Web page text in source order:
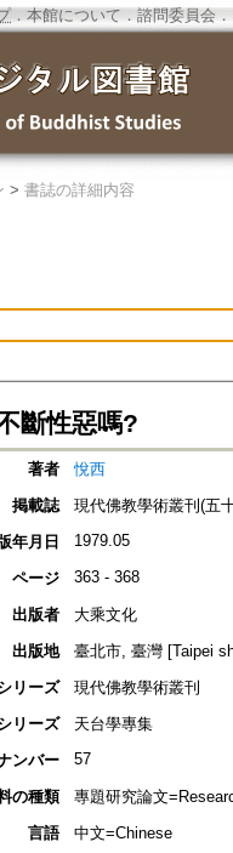
．本館について ． 諮問委員会 ．
> 書誌の詳細内容
斷性惡嗎?
著者
悅西
掲載誌
現代佛教學術叢刊(五
年月日
1979.05
ページ 363 - 368
出版者
大乘文化
出版地
臺北市, 臺灣 [Taipei
リーズ
現代佛教學術叢刊
リーズ
天台學專集
ンバー
57
の種類
專題研究論文
言語
中文=Chinese